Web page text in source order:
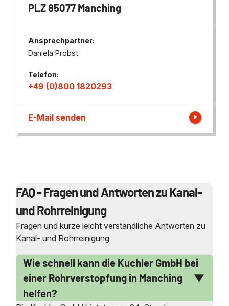
PLZ 85077 Manching
Ansprechpartner:
Daniela Probst
Telefon:
+49 (0)800 1820293
E-Mail senden
FAQ - Fragen und Antworten zu Kanal-
und Rohrreinigung
Fragen und kurze leicht verständliche Antworten zu
Kanal- und Rohrreinigung
Wie schnell kann die Kuchler GmbH bei
einer Rohrverstopfung in Manching
helfen?